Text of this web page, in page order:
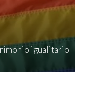
igualitario